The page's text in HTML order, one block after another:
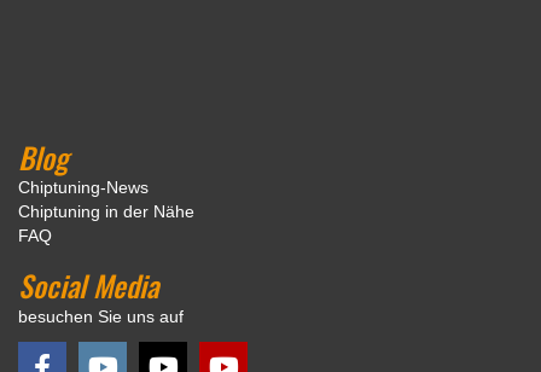
Blog
Chiptuning-News
Chiptuning in der Nähe
FAQ
Social Media
besuchen Sie uns auf